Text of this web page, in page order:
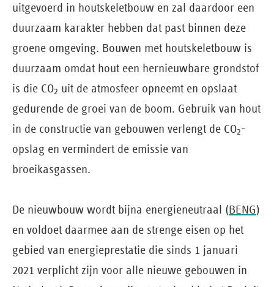
uitgevoerd in houtskeletbouw en zal daardoor een
duurzaam karakter hebben dat past binnen deze
groene omgeving. Bouwen met houtskeletbouw is
duurzaam omdat hout een hernieuwbare grondstof
is die CO2 uit de atmosfeer opneemt en opslaat
gedurende de groei van de boom. Gebruik van hout
in de constructie van gebouwen verlengt de CO2-
opslag en vermindert de emissie van
broeikasgassen.
De nieuwbouw wordt bijna energieneutraal (BENG)
en voldoet daarmee aan de strenge eisen op het
gebied van energieprestatie die sinds 1 januari
2021 verplicht zijn voor alle nieuwe gebouwen in